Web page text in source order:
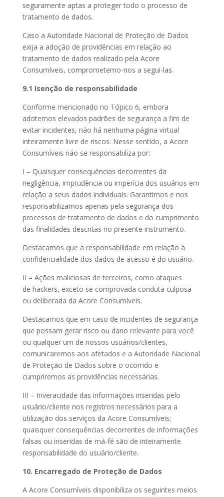
seguramente aptas a proteger todo o processo de
tratamento de dados.
Caso a Autoridade Nacional de Proteção de Dados
exija a adoção de providências em relação ao
tratamento de dados realizado pela Acore
Consumíveis, comprometemo-nos a segui-las.
9.1 Isenção de responsabilidade
Conforme mencionado no Tópico 6, embora
adotemos elevados padrões de segurança a fim de
evitar incidentes, não há nenhuma página virtual
inteiramente livre de riscos. Nesse sentido, a Acore
Consumíveis não se responsabiliza por:
I – Quaisquer consequências decorrentes da
negligência, imprudência ou imperícia dos usuários em
relação a seus dados individuais. Garantimos e nos
responsabilizamos apenas pela segurança dos
processos de tratamento de dados e do cumprimento
das finalidades descritas no presente instrumento.
Destacamos que a responsabilidade em relação à
confidencialidade dos dados de acesso é do usuário.
II – Ações maliciosas de terceiros, como ataques
de hackers, exceto se comprovada conduta culposa
ou deliberada da Acore Consumíveis.
Destacamos que em caso de incidentes de segurança
que possam gerar risco ou dano relevante para você
ou qualquer um de nossos usuários/clientes,
comunicaremos aos afetados e a Autoridade Nacional
de Proteção de Dados sobre o ocorrido e
cumpriremos as providências necessárias.
III – Inveracidade das informações inseridas pelo
usuário/cliente nos registros necessários para a
utilização dos serviços da Acore Consumíveis;
quaisquer consequências decorrentes de informações
falsas ou inseridas de má-fé são de inteiramente
responsabilidade do usuário/cliente.
10. Encarregado de Proteção de Dados
A Acore Consumíveis disponibiliza os seguintes meios